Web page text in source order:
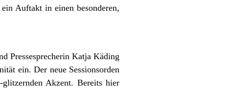
Auftakt in einen besonderen,
Pressesprecherin Katja Käding
ein. Der neue Sessionsorden
Akzent. Bereits hier